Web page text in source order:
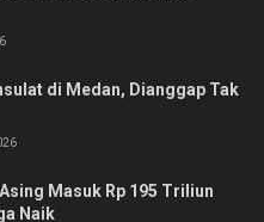
di Medan, Dianggap Tak
Masuk Rp 195 Triliun
Naik